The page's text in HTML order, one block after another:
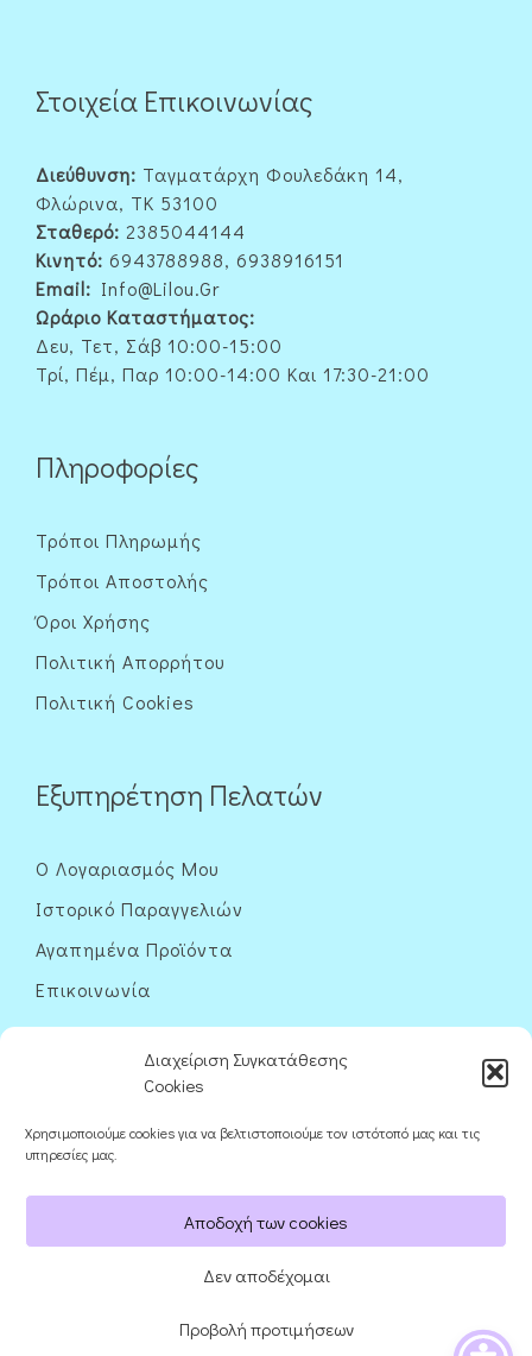
Διαχείριση Συγκατάθεσης
Cookies
Χρησιμοποιούμε cookies για να βελτιστοποιούμε τον ιστότοπό μας και τις
υπηρεσίες μας.
Αποδοχή των cookies
Δεν αποδέχομαι
Προβολή προτιμήσεων
Στοιχεία Επικοινωνίας
Διεύθυνση: Ταγματάρχη Φουλεδάκη 14,
Φλώρινα, ΤΚ 53100
Σταθερό: 2385044144
Κινητό: 6943788988, 6938916151
Email: Info@lilou.gr
Ωράριο Καταστήματος:
Δευ, Τετ, Σάβ 10:00-15:00
Τρί, Πέμ, Παρ 10:00-14:00 Και 17:30-21:00
Πληροφορίες
Τρόποι Πληρωμής
Τρόποι Αποστολής
Όροι Χρήσης
Πολιτική Απορρήτου
Πολιτική Cookies
Εξυπηρέτηση Πελατών
Ο Λογαριασμός Μου
Ιστορικό Παραγγελιών
Αγαπημένα Προϊόντα
Επικοινωνία
Ακολουθήστε μας